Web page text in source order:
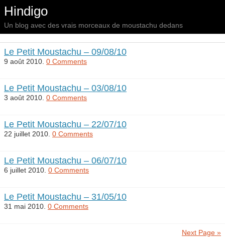
Hindigo
Un blog avec des vrais morceaux de moustachu dedans
Le Petit Moustachu – 09/08/10
9 août 2010. 0 Comments
Le Petit Moustachu – 03/08/10
3 août 2010. 0 Comments
Le Petit Moustachu – 22/07/10
22 juillet 2010. 0 Comments
Le Petit Moustachu – 06/07/10
6 juillet 2010. 0 Comments
Le Petit Moustachu – 31/05/10
31 mai 2010. 0 Comments
Next Page »